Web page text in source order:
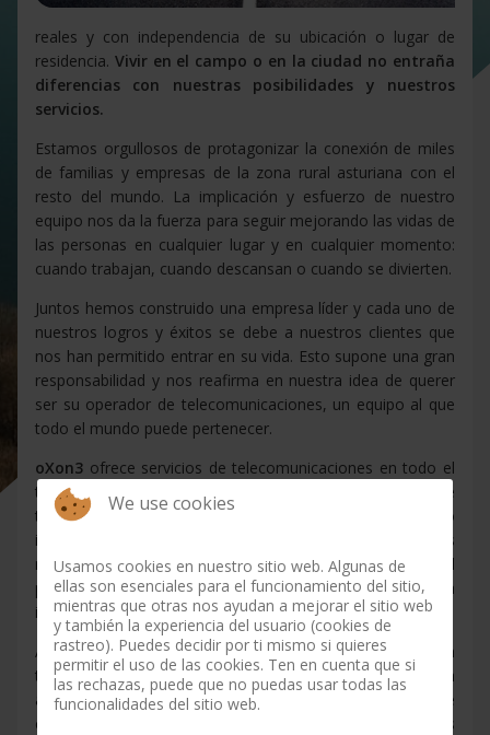
reales y con independencia de su ubicación o lugar de
residencia. Vivir en el campo o en la ciudad no entraña
diferencias con nuestras posibilidades y nuestros
servicios.
Estamos orgullosos de protagonizar la conexión de miles
de familias y empresas de la zona rural asturiana con el
resto del mundo. La implicación y esfuerzo de nuestro
equipo nos da la fuerza para seguir mejorando las vidas de
las personas en cualquier lugar y en cualquier momento:
cuando trabajan, cuando descansan o cuando se divierten.
Juntos hemos construido una empresa líder y cada uno de
nuestros logros y éxitos se debe a nuestros clientes que
nos han permitido entrar en su vida. Esto supone una gran
responsabilidad y nos reafirma en nuestra idea de querer
ser su operador de telecomunicaciones, un equipo al que
todo el mundo puede pertenecer.
oXon3 ofrece servicios de telecomunicaciones en todo el
territorio del Principado de Asturias, en términos de
tecnologías modernas y eficientes, al mismo tiempo
incorporamos nuevas regulaciones y estándares
relevantes en el ámbito local e internacional con el
propósito de contribuir a la evolución de la sociedad de la
información.
Además del proceso de planificación, innovación
tecnológica y desarrollo de la empresa, oXon3 se enfrenta
a los retos que nos ofrece un mercado altamente
competitivo, tratando de ofrecer nuevos mejores servicios
We use cookies
Usamos cookies en nuestro sitio web. Algunas de
ellas son esenciales para el funcionamiento del sitio,
mientras que otras nos ayudan a mejorar el sitio web
y también la experiencia del usuario (cookies de
rastreo). Puedes decidir por ti mismo si quieres
permitir el uso de las cookies. Ten en cuenta que si
las rechazas, puede que no puedas usar todas las
funcionalidades del sitio web.